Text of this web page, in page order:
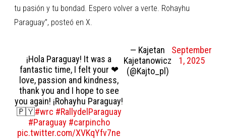
tu pasión y tu bondad. Espero volver a verte. Rohayhu
Paraguay”, posteó en X.
¡Hola Paraguay! It was a
fantastic time, I felt your ❤
love, passion and kindness,
thank you and I hope to see
you again! ¡Rohayhu Paraguay!
🇵🇾#wrc #RallydelParaguay
#Paraguay #carpincho
pic.twitter.com/XVKqYfv7ne
— Kajetan
Kajetanowicz
(@Kajto_pl)
September
1, 2025